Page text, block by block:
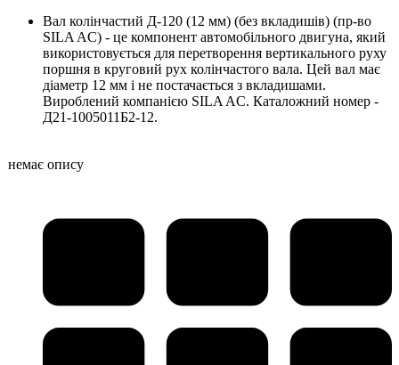
Вал колінчастий Д-120 (12 мм) (без вкладишів) (пр-во
SILA AC) - це компонент автомобільного двигуна, який
використовується для перетворення вертикального руху
поршня в круговий рух колінчастого вала. Цей вал має
діаметр 12 мм і не постачається з вкладишами.
Вироблений компанією SILA AC. Каталожний номер -
Д21-1005011Б2-12.
немає опису